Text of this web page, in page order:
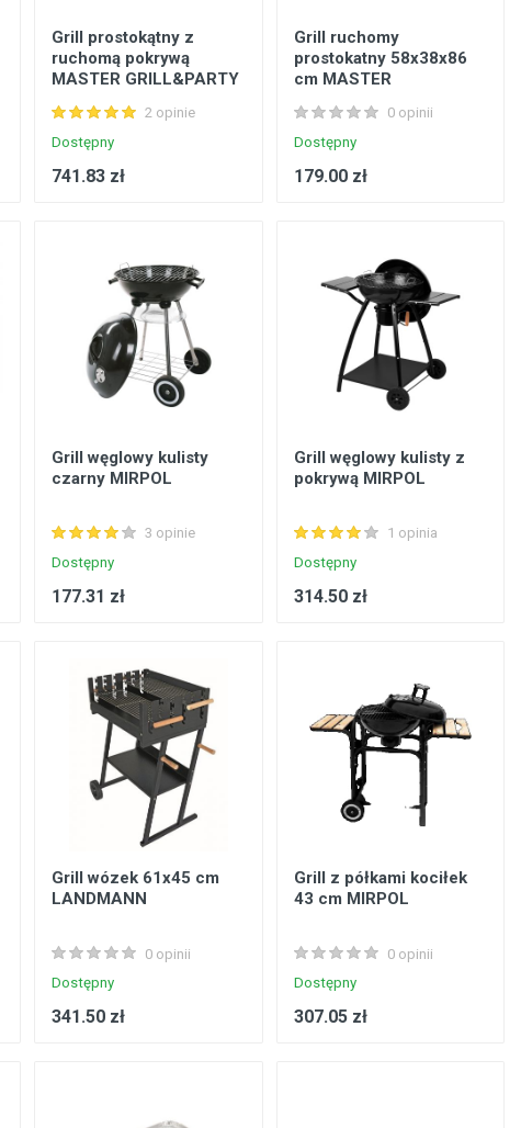
Grill prostokątny z
ruchomą pokrywą
MASTER GRILL&PARTY
2 opinie
Dostępny
741.83 zł
Grill ruchomy
prostokatny 58x38x86
cm MASTER
0 opinii
Dostępny
179.00 zł
Grill węglowy kulisty
czarny MIRPOL
3 opinie
Dostępny
177.31 zł
Grill węglowy kulisty z
pokrywą MIRPOL
1 opinia
Dostępny
314.50 zł
Grill wózek 61x45 cm
LANDMANN
0 opinii
Dostępny
341.50 zł
Grill z półkami kociłek
43 cm MIRPOL
0 opinii
Dostępny
307.05 zł